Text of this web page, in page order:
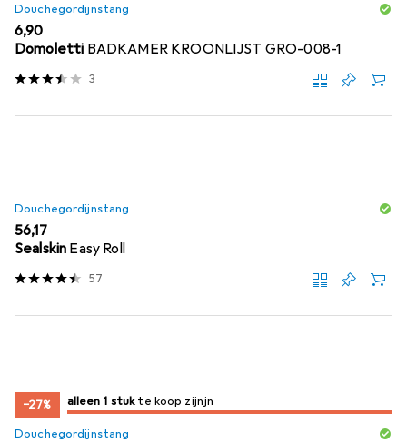
Douchegordijnstang
EUR
6,90
Domoletti BADKAMER KROONLIJST GRO-008-1
3
Douchegordijnstang
EUR
56,17
Sealskin Easy Roll
57
−27% slechts 1 item te koop zijn
alleen 1 stuk te koop zijn
Douchegordijnstang